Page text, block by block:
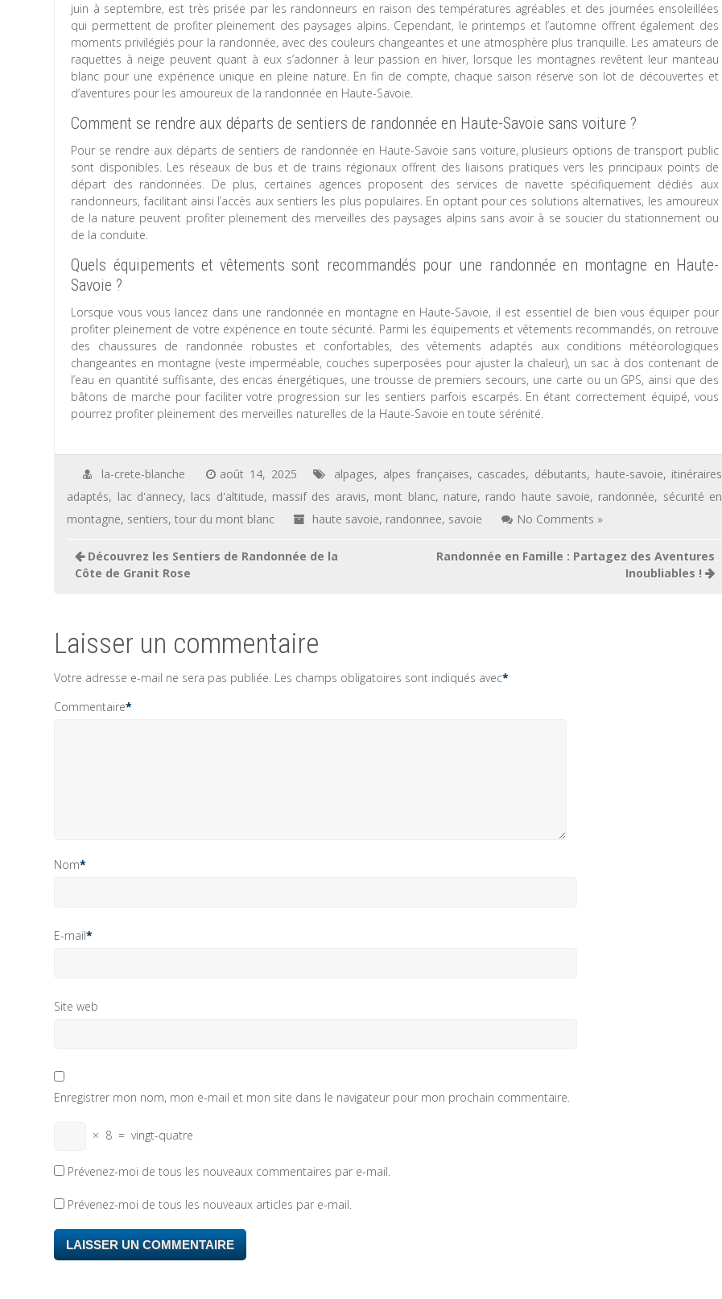
juin à septembre, est très prisée par les randonneurs en raison des températures agréables et des journées ensoleillées
qui permettent de profiter pleinement des paysages alpins. Cependant, le printemps et l’automne offrent également des
moments privilégiés pour la randonnée, avec des couleurs changeantes et une atmosphère plus tranquille. Les amateurs de
raquettes à neige peuvent quant à eux s’adonner à leur passion en hiver, lorsque les montagnes revêtent leur manteau
blanc pour une expérience unique en pleine nature. En fin de compte, chaque saison réserve son lot de découvertes et
d’aventures pour les amoureux de la randonnée en Haute-Savoie.
Comment se rendre aux départs de sentiers de randonnée en Haute-Savoie sans voiture ?
Pour se rendre aux départs de sentiers de randonnée en Haute-Savoie sans voiture, plusieurs options de transport public
sont disponibles. Les réseaux de bus et de trains régionaux offrent des liaisons pratiques vers les principaux points de
départ des randonnées. De plus, certaines agences proposent des services de navette spécifiquement dédiés aux
randonneurs, facilitant ainsi l’accès aux sentiers les plus populaires. En optant pour ces solutions alternatives, les amoureux
de la nature peuvent profiter pleinement des merveilles des paysages alpins sans avoir à se soucier du stationnement ou
de la conduite.
Quels équipements et vêtements sont recommandés pour une randonnée en montagne en Haute-
Savoie ?
Lorsque vous vous lancez dans une randonnée en montagne en Haute-Savoie, il est essentiel de bien vous équiper pour
profiter pleinement de votre expérience en toute sécurité. Parmi les équipements et vêtements recommandés, on retrouve
des chaussures de randonnée robustes et confortables, des vêtements adaptés aux conditions météorologiques
changeantes en montagne (veste imperméable, couches superposées pour ajuster la chaleur), un sac à dos contenant de
l’eau en quantité suffisante, des encas énergétiques, une trousse de premiers secours, une carte ou un GPS, ainsi que des
bâtons de marche pour faciliter votre progression sur les sentiers parfois escarpés. En étant correctement équipé, vous
pourrez profiter pleinement des merveilles naturelles de la Haute-Savoie en toute sérénité.
la-crete-blanche août 14, 2025 alpages, alpes françaises, cascades, débutants, haute-savoie, itinéraires
adaptés, lac d'annecy, lacs d'altitude, massif des aravis, mont blanc, nature, rando haute savoie, randonnée, sécurité en
montagne, sentiers,tour du mont blanc haute savoie, randonnee, savoie No Comments »
Navigation
de
Découvrez les Sentiers de Randonnée de la
Côte de Granit Rose
Randonnée en Famille : Partagez des Aventures
Inoubliables !
Laisser un commentaire
Votre adresse e-mail ne sera pas publiée. Les champs obligatoires sont indiqués avec*
Commentaire*
Nom*
E-mail*
Site web
Enregistrer mon nom, mon e-mail et mon site dans le navigateur pour mon prochain commentaire.
× 8 = vingt-quatre
Prévenez-moi de tous les nouveaux commentaires par e-mail.
Prévenez-moi de tous les nouveaux articles par e-mail.